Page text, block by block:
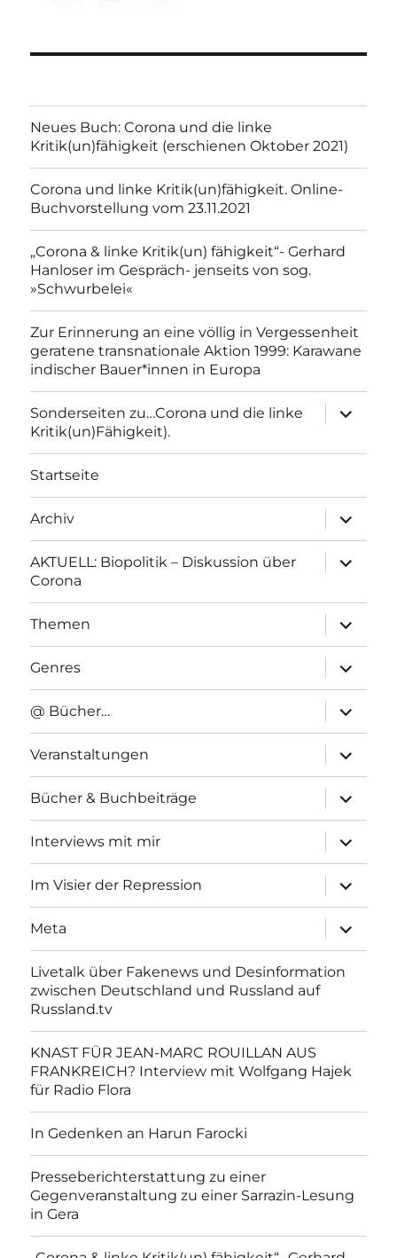
Neues Buch: Corona und die linke
Kritik(un)fähigkeit (erschienen Oktober 2021)
Corona und linke Kritik(un)fähigkeit. Online-
Buchvorstellung vom 23.11.2021
„Corona & linke Kritik(un) fähigkeit“- Gerhard
Hanloser im Gespräch- jenseits von sog.
»Schwurbelei«
Zur Erinnerung an eine völlig in Vergessenheit
geratene transnationale Aktion 1999: Karawane
indischer Bauer*innen in Europa
Sonderseiten zu…Corona und die linke
Kritik(un)Fähigkeit).
anzeigen
Startseite
Archiv
anzeigen
AKTUELL: Biopolitik – Diskussion über
Corona
anzeigen
Themen
anzeigen
Genres
anzeigen
@ Bücher…
anzeigen
Veranstaltungen
anzeigen
Bücher & Buchbeiträge
anzeigen
Interviews mit mir
anzeigen
Im Visier der Repression
anzeigen
Meta
anzeigen
Livetalk über Fakenews und Desinformation
zwischen Deutschland und Russland auf
Russland.tv
KNAST FÜR JEAN-MARC ROUILLAN AUS
FRANKREICH? Interview mit Wolfgang Hajek
für Radio Flora
In Gedenken an Harun Farocki
Presseberichterstattung zu einer
Gegenveranstaltung zu einer Sarrazin-Lesung
in Gera